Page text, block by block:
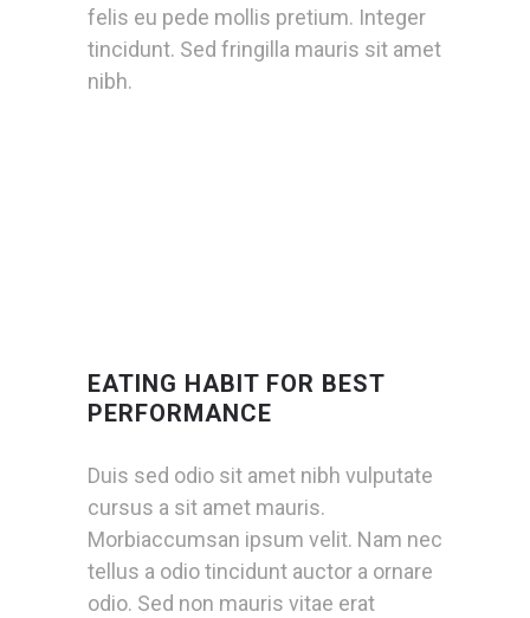
felis eu pede mollis pretium. Integer
tincidunt. Sed fringilla mauris sit amet
nibh.
EATING HABIT FOR BEST
PERFORMANCE
Duis sed odio sit amet nibh vulputate
cursus a sit amet mauris.
Morbiaccumsan ipsum velit. Nam nec
tellus a odio tincidunt auctor a ornare
odio. Sed non mauris vitae erat